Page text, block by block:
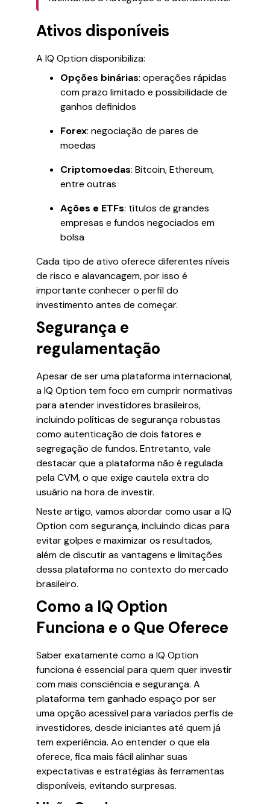
Ativos disponíveis
A IQ Option disponibiliza:
Opções binárias: operações rápidas
com prazo limitado e possibilidade de
ganhos definidos
Forex: negociação de pares de
moedas
Criptomoedas: Bitcoin, Ethereum,
entre outras
Ações e ETFs: títulos de grandes
empresas e fundos negociados em
bolsa
Cada tipo de ativo oferece diferentes níveis
de risco e alavancagem, por isso é
importante conhecer o perfil do
investimento antes de começar.
Segurança e
regulamentação
Apesar de ser uma plataforma internacional,
a IQ Option tem foco em cumprir normativas
para atender investidores brasileiros,
incluindo políticas de segurança robustas
como autenticação de dois fatores e
segregação de fundos. Entretanto, vale
destacar que a plataforma não é regulada
pela CVM, o que exige cautela extra do
usuário na hora de investir.
Neste artigo, vamos abordar como usar a IQ
Option com segurança, incluindo dicas para
evitar golpes e maximizar os resultados,
além de discutir as vantagens e limitações
dessa plataforma no contexto do mercado
brasileiro.
Como a IQ Option
Funciona e o Que Oferece
Saber exatamente como a IQ Option
funciona é essencial para quem quer investir
com mais consciência e segurança. A
plataforma tem ganhado espaço por ser
uma opção acessível para variados perfis de
investidores, desde iniciantes até quem já
tem experiência. Ao entender o que ela
oferece, fica mais fácil alinhar suas
expectativas e estratégias às ferramentas
disponíveis, evitando surpresas.